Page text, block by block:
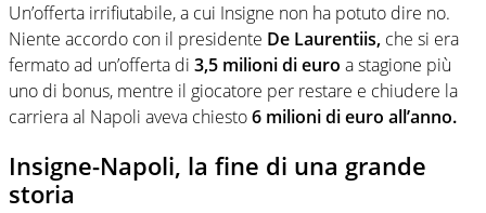
Un’offerta irrifiutabile, a cui Insigne non ha potuto dire no.
Niente accordo con il presidente De Laurentiis, che si era
fermato ad un’offerta di 3,5 milioni di euro a stagione più
uno di bonus, mentre il giocatore per restare e chiudere la
carriera al Napoli aveva chiesto6 milioni di euro all’anno.
Insigne-Napoli, la fine di una grande
storia